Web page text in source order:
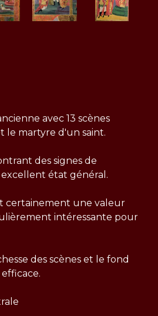
avec 13 scènes
le martyre d'un saint.
des signes de
état général.
certainement une valeur
intéressante pour
des scènes et le fond